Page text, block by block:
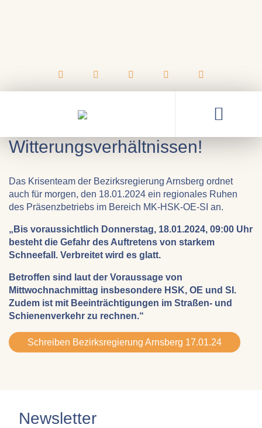
Erneute wichtige Informationen
zu den aktuellen
Witterungsverhältnissen!
Das Krisenteam der Bezirksregierung Arnsberg ordnet
auch für morgen, den 18.01.2024 ein regionales Ruhen
des Präsenzbetriebs im Bereich MK-HSK-OE-SI an.
„Bis voraussichtlich Donnerstag, 18.01.2024, 09:00 Uhr
besteht die Gefahr des Auftretens von starkem
Schneefall. Verbreitet wird es glatt.
Betroffen sind laut der Voraussage von
Mittwochnachmittag insbesondere HSK, OE und SI.
Zudem ist mit Beeinträchtigungen im Straßen- und
Schienenverkehr zu rechnen.“
Schreiben Bezirksregierung Arnsberg 17.01.24
Newsletter